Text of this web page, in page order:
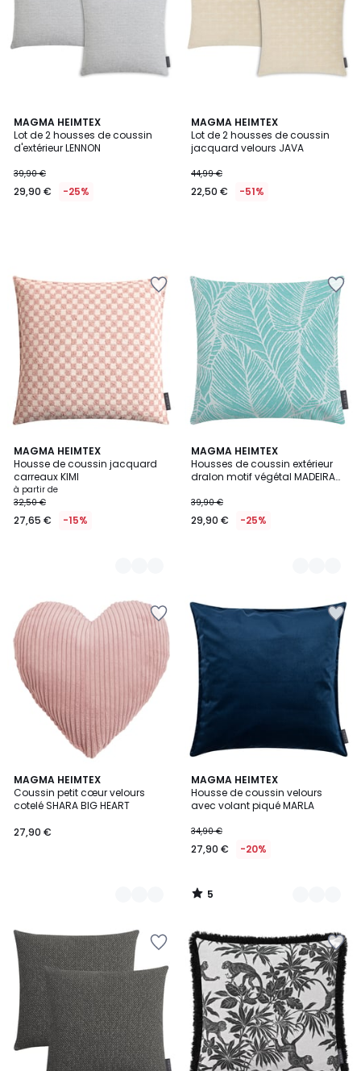
MAGMA HEIMTEX
Lot de 2 housses de coussin
d'extérieur LENNON
39,90 €
29,90 € -25%
MAGMA HEIMTEX
Lot de 2 housses de coussin
jacquard velours JAVA
44,99 €
22,50 € -51%
MAGMA HEIMTEX
Housse de coussin jacquard
carreaux KIMI
à partir de
32,50 €
27,65 € -15%
3
Couleurs
MAGMA HEIMTEX
Housses de coussin extérieur
dralon motif végétal MADEIRA
39,90 €
29,90 € -25%
2
Couleurs
MAGMA HEIMTEX
Coussin petit cœur velours
cotelé SHARA BIG HEART
27,90 €
4
Couleurs
MAGMA HEIMTEX
Housse de coussin velours
avec volant piqué MARLA
34,90 €
27,90 € -20%
5
/
5
4
Couleurs
5
/